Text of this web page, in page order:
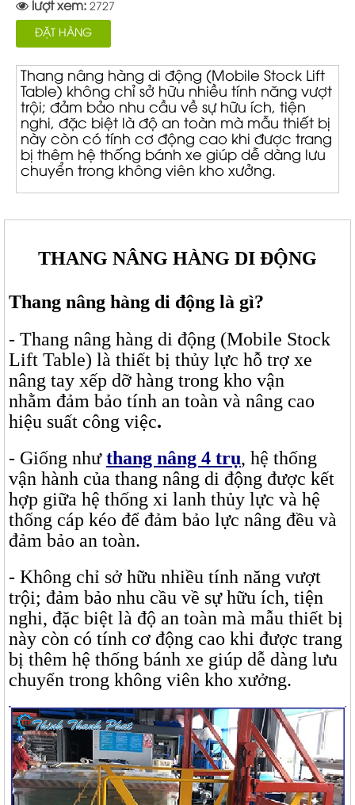
lượt xem: 2727
ĐẶT HÀNG
Thang nâng hàng di động (Mobile Stock Lift
Table) không chỉ sở hữu nhiều tính năng vượt
trội; đảm bảo nhu cầu về sự hữu ích, tiện
nghi, đặc biệt là độ an toàn mà mẫu thiết bị
này còn có tính cơ động cao khi được trang
bị thêm hệ thống bánh xe giúp dễ dàng lưu
chuyển trong không viên kho xưởng.
THANG NÂNG HÀNG DI ĐỘNG
Thang nâng hàng di động là gì?
- Thang nâng hàng di động (Mobile Stock
Lift Table) là thiết bị thủy lực hỗ trợ xe
nâng tay xếp dỡ hàng trong kho vận
nhằm đảm bảo tính an toàn và nâng cao
hiệu suất công việc.
- Giống nhưthang nâng 4 trụ, hệ thống
vận hành của thang nâng di động được kết
hợp giữa hệ thống xi lanh thủy lực và hệ
thống cáp kéo để đảm bảo lực nâng đều và
đảm bảo an toàn.
- Không chỉ sở hữu nhiều tính năng vượt
trội; đảm bảo nhu cầu về sự hữu ích, tiện
nghi, đặc biệt là độ an toàn mà mẫu thiết bị
này còn có tính cơ động cao khi được trang
bị thêm hệ thống bánh xe giúp dễ dàng lưu
chuyển trong không viên kho xưởng.